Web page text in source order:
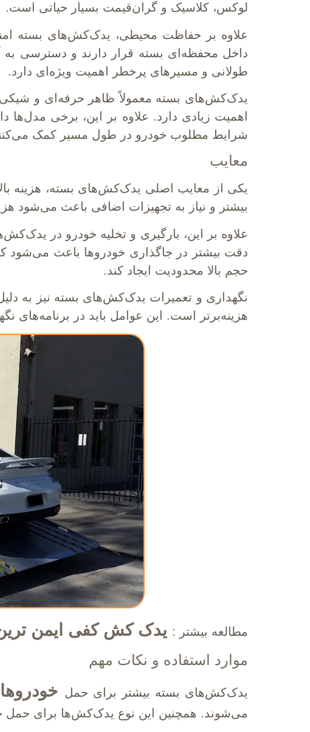
لوکس، کلاسیک و گران‌قیمت بسیار حیاتی است.
علاوه بر حفاظت محیطی، یدک‌کش‌های بسته
داخل محفظه‌ای بسته قرار دارند و دسترسی
طولانی و مسیرهای پرخطر اهمیت ویژه‌ای دارد.
یدک‌کش‌های بسته معمولاً ظاهر حرفه‌ای و شیکی
اهمیت زیادی دارد. علاوه بر این، برخی
شرایط مطلوب خودرو در طول مسیر کمک
معایب
یکی از معایب اصلی یدک‌کش‌های بسته، هزینه
بیشتر و نیاز به تجهیزات اضافی باعث می‌شود
علاوه بر این، بارگیری و تخلیه خودرو در
دقت بیشتر در جاگذاری خودروها باعث می‌شود
حجم بالا محدودیت ایجاد کند.
نگهداری و تعمیرات یدک‌کش‌های بسته نیز به
هزینه‌برتر است. این عوامل باید در
مطالعه بیشتر : یدک کش کفی ایمن
موارد استفاده و نکات مهم
یدک‌کش‌های بسته بیشتر برای حمل
می‌شوند. همچنین این نوع یدک‌کش‌ها برای حمل